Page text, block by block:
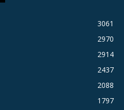
3061
2970
2914
2437
2088
1797